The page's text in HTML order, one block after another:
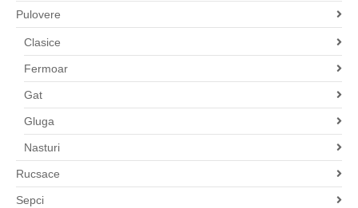
Pulovere
Clasice
Fermoar
Gat
Gluga
Nasturi
Rucsace
Sepci